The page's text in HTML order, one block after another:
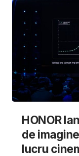
HONOR
de
lucru